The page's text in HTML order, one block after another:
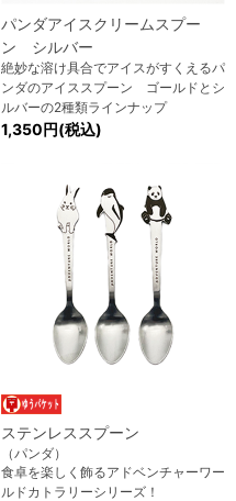
パンダアイスクリームスプー
ン シルバー
絶妙な溶け具合でアイスがすくえるパ
ンダのアイススプーン ゴールドとシ
ルバーの2種類ラインナップ
1,350円(税込)
ステンレススプーン
（パンダ）
食卓を楽しく飾るアドベンチャーワー
ルドカトラリーシリーズ！